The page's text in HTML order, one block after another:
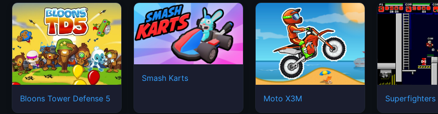
Bloons Tower Defense 5
Smash Karts
Moto X3M Superfighters